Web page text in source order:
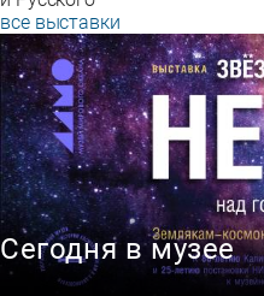
все выставки
Сегодня в музее